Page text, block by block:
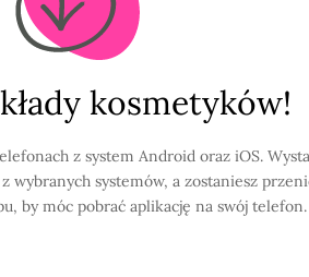
kosmetyków!
z system Android oraz iOS.
wybranych systemów, a zostaniesz
by móc pobrać aplikację na swój telefon.